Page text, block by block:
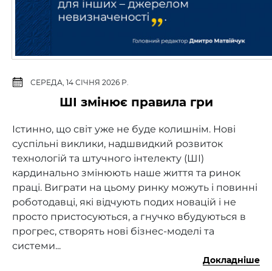
СЕРЕДА, 14 СІЧНЯ 2026 Р.
ШІ змінює правила гри
Істинно, що світ уже не буде колишнім. Нові
суспільні виклики, надшвидкий розвиток
технологій та штучного інтелекту (ШІ)
кардинально змінюють наше життя та ринок
праці. Виграти на цьому ринку можуть і повинні
роботодавці, які відчують подих новацій і не
просто пристосуються, а гнучко вбудуються в
прогрес, створять нові бізнес-моделі та
системи...
Докладніше